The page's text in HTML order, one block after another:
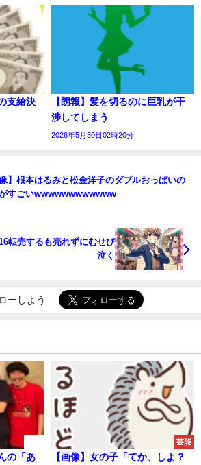
支給決
【朗報】髪を切るのに巨乳が干
渉してしまう
2026年5月30日02時20分
像】根本はるみと松金洋子のダブルおっぱいの
すごいwwwwwwwwwwww
転売するも売れずにむせび
泣く
ーしよう
の「あ
芸能
【画像】女の子「てか、しよ？